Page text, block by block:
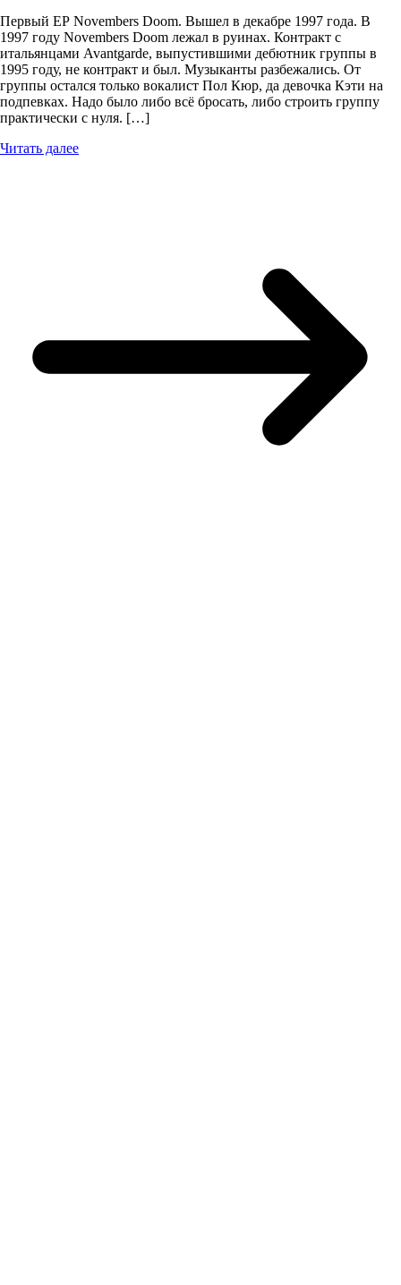
Первый ЕР Novembers Doom. Вышел в декабре 1997 года. В
1997 году Novembers Doom лежал в руинах. Контракт с
итальянцами Avantgarde, выпустившими дебютник группы в
1995 году, не контракт и был. Музыканты разбежались. От
группы остался только вокалист Пол Кюр, да девочка Кэти на
подпевках. Надо было либо всё бросать, либо строить группу
практически с нуля. […]
Читать далее